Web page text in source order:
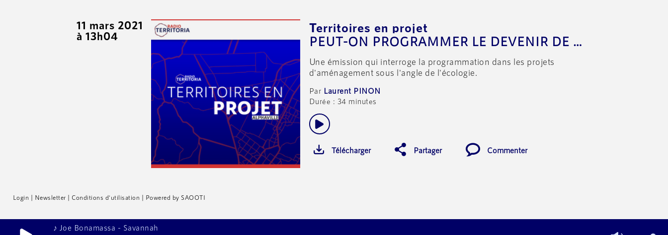
11 mars 2021
à 13h04
Territoires en projet
PEUT-ON PROGRAMMER LE DEVENIR DE NOS TERRITOIRES EN INTÉGRANT LA DIMENSION ENVIRONNEMENTALE?
Une émission qui interroge la programmation dans les projets
d'aménagement sous l'angle de l'écologie.
Laurent PINON
Durée : 34 minutes
Télécharger Partager Commenter
Login | Newsletter | Conditions d'utilisation | Powered by SAOOTI
♪ Joe Bonamassa - Savannah